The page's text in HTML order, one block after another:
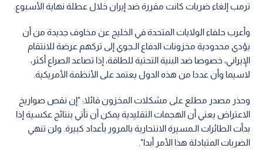
ترمب إلغاء ضربات كانت مقررة ضد إيران خلال عطلة نهاية الأسبوع.
وأعرب حلفاء الولايات المتحدة في الخليج عن مخاوف جديدة من أن
يؤدي محدودية مخزونات الدفاع الـجوي إلى تركهم عرضة للانتقام
الإيراني، خصوصا ضد البنية التحتية للطاقة، إذا تصاعد الصراع أكثر،
لاسيما وأن عددا من هذه الدول يعتمد على الأنظمة الأمريكية.
وحذر مصدر مطلع على مشكلات المخزون قائلا: "إن نقص صواريخ
الاعتراض يعني أن الهجمات التقليدية يمكن أن تأتي بنتائج عكسية إذا
بدأت الطائرات الـمسيرة الانتحارية بالمرور بأعداد كبيرة. ولن تنهي
الضربات المتبادلة هذا الأمر أبدا".